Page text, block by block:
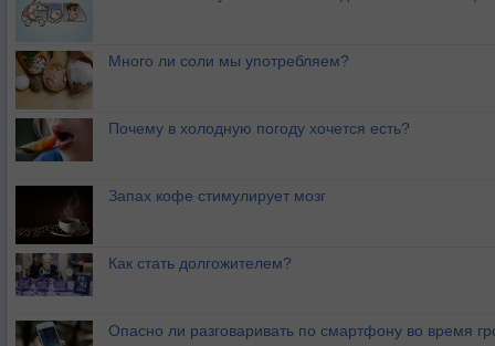
Много ли соли мы употребляем?
Почему в холодную погоду хочется есть?
Запах кофе стимулирует мозг
Как стать долгожителем?
Опасно ли разговаривать по смартфону во время